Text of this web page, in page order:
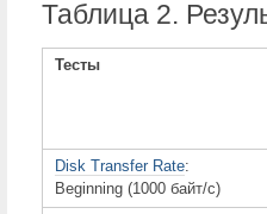
Таблица 2.
Тесты
Disk Transfer Rate:
Beginning (1000 байт/с)